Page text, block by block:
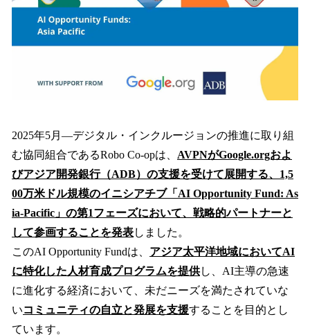
2025年5月—デジタル・インクルージョンの推進に取り組
む協同組合であるRobo Co-opは、 AVPNがGoogle.orgおよ
びアジア開発銀行（ADB）の支援を受けて展開する、1,5
00万米ドル規模のイニシアチブ「AI Opportunity Fund: As
ia-Pacific」の第1フェーズにおいて、戦略的パートナーと
して参画することを発表しました。
このAI Opportunity Fundは、 アジア太平洋地域においてAI
に特化した人材育成プログラムを提供し、AI主導の急速
に進化する経済において、未だニーズを満たされていな
いコミュニティの自立と発展を支援することを目的とし
ています。